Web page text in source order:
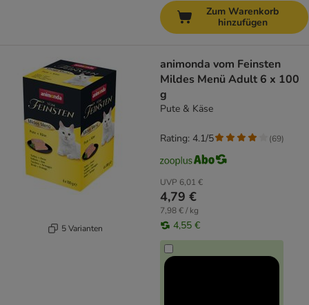
Zum Warenkorb
hinzufügen
5 Varianten
animonda vom Feinsten
Mildes Menü Adult 6 x 100
g
Pute & Käse
UVP 6,01 €
4,79 €
7,98 € / kg
4,55 €
Rating: 4.1/5 (69)